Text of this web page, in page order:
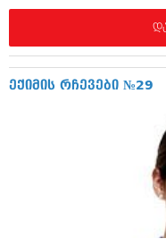
ივნისი 2015
მაისი 2015
თებერვალი 2015
დეკემბერი
ნოემბერი 2014
ოქტომბერი 2014
სექტემბერი 2014
აგვისტო 2014
ივლისი 2014
ივნისი 2014
მაისი 2014
ექიმის რჩევები №29